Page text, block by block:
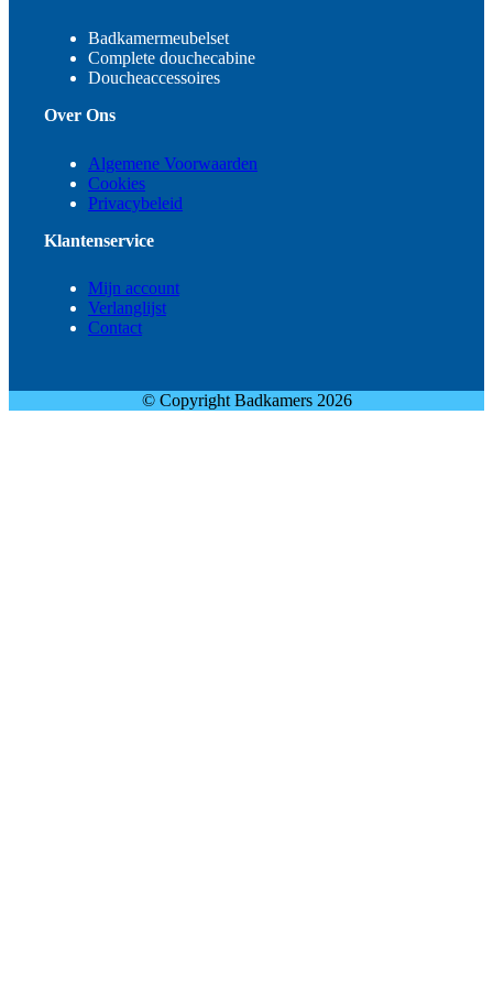
Badkamermeubelset
Complete douchecabine
Doucheaccessoires
Over Ons
Algemene Voorwaarden
Cookies
Privacybeleid
Klantenservice
Mijn account
Verlanglijst
Contact
© Copyright Badkamers 2026